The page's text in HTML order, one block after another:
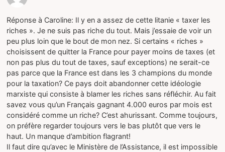
Réponse à Caroline: Il y en a assez de cette litanie « taxer les
riches ». Je ne suis pas riche du tout. Mais j’essaie de voir un
peu plus loin que le bout de mon nez. Si certains « riches »
choisissent de quitter la France pour payer moins de taxes (et
non pas plus du tout de taxes, sauf exceptions) ne serait-ce
pas parce que la France est dans les 3 champions du monde
pour la taxation? Ce pays doit abandonner cette idéologie
marxiste qui consiste à blamer les riches sans réfléchir. Au fait
savez vous qu’un Français gagnant 4.000 euros par mois est
considéré comme un riche? C’est ahurissant. Comme toujours,
on préfère regarder toujours vers le bas plutôt que vers le
haut. Un manque d’ambition flagrant!
Il faut dire qu’avec le Ministère de l’Assistance, il est impossible